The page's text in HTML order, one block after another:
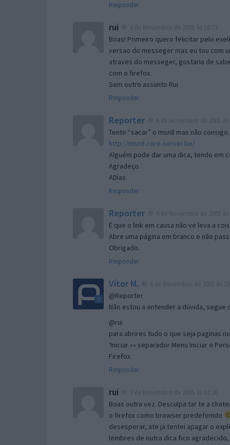
Responder
rui
Boas! Primeiro quero felicitar pelo
versao do messeger mas eu tou com
atraves do messeger, gostaria de
com o firefox.
Sem outro assunto Rui
Responder
Reporter
Tento “sacar” o msn8 mas não
http://msn8.core-server.be/
Alguém pode dar uma dica, tendo em
Agradeço.
ADias
Responder
Reporter
É que o link em causa não ve leva a
Abre uma página em branco e não
Obrigado.
Responder
Vítor M.
@Reporter
Não estou a entender a dúvida,
@rui
para abrires tudo o que seja paginas
‘Iniciar »» separador Menu Iniciar e
Firefox.
Responder
rui
Boas outra vez. Desculpa tar te a
o firefox como browser predefenido
desesperar, ate ja tentei apagar o
lembres de outra dica fico